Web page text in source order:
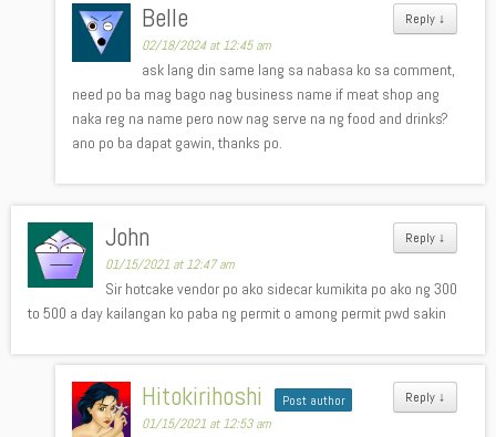
Reply ↓
Belle
02/18/2024 at 12:45 am
ask lang din same lang sa nabasa ko sa comment,
need po ba mag bago nag business name if meat shop ang
naka reg na name pero now nag serve na ng food and drinks?
ano po ba dapat gawin, thanks po.
Reply ↓
John
01/15/2021 at 12:47 am
Sir hotcake vendor po ako sidecar kumikita po ako ng 300
to 500 a day kailangan ko paba ng permit o among permit pwd sakin
Reply ↓
Hitokirihoshi Post author
01/15/2021 at 12:53 am